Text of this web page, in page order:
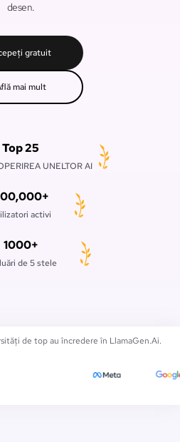
desen.
gratuit
mai mult
Top 25
UNELTOR AI
activi
1000+
de 5 stele
de top au încredere în LlamaGen.Ai.